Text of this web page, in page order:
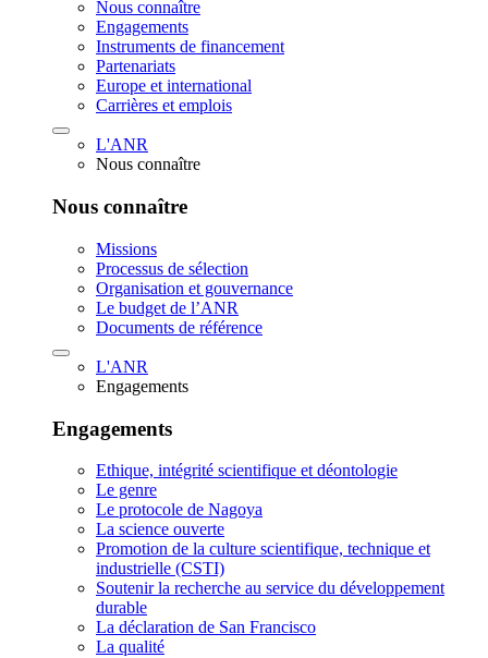
Nous connaître
Engagements
Instruments de financement
Partenariats
Europe et international
Carrières et emplois
L'ANR
Nous connaître
Nous connaître
Missions
Processus de sélection
Organisation et gouvernance
Le budget de l’ANR
Documents de référence
L'ANR
Engagements
Engagements
Ethique, intégrité scientifique et déontologie
Le genre
Le protocole de Nagoya
La science ouverte
Promotion de la culture scientifique, technique et
industrielle (CSTI)
Soutenir la recherche au service du développement
durable
La déclaration de San Francisco
La qualité